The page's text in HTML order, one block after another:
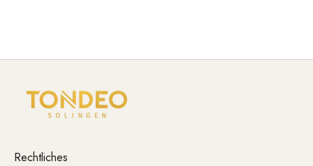
Rechtliches